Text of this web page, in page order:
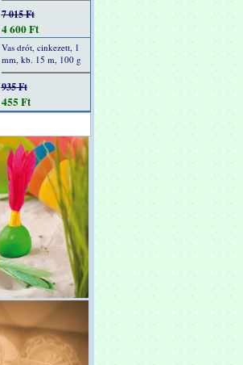
7 015 Ft
4 600 Ft
Vas drót, cinkezett, 1
mm, kb. 15 m, 100 g
935 Ft
455 Ft